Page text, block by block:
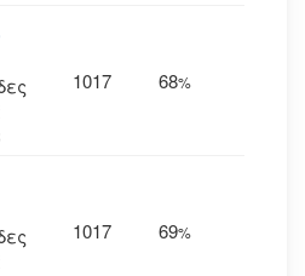
1017 68%
1017 69%